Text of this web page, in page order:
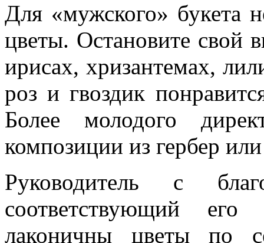
Для «мужского» букета
цветы. Остановите свой
ирисах, хризантемах,
роз и гвоздик
Более молодого
композиции из гербер
Руководитель с
соответствующий
лаконичны цветы по